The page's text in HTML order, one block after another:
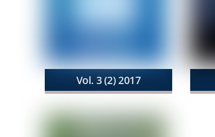
Vol. 3 (2) 2017